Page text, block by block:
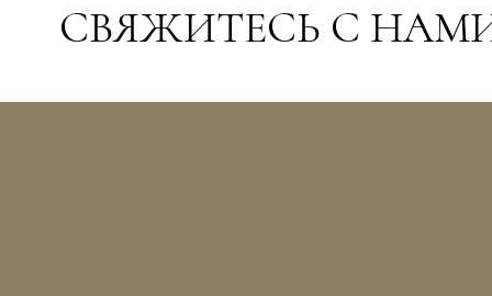
СВЯЖИТЕСЬ С